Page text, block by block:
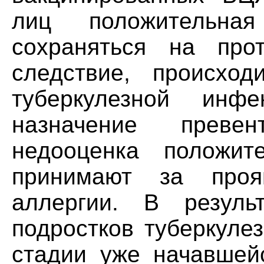
лиц
сохраняться на
следствие,
туберкулезной
назначение
недооценка
принимают за
аллергии. В
подростков
стадии уже